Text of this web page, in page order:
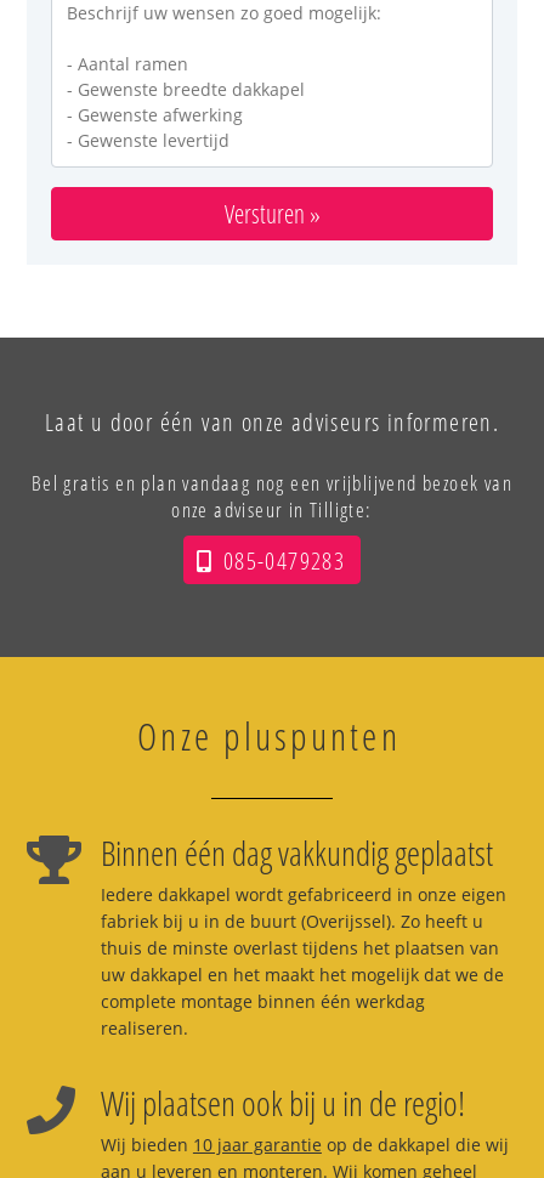
Versturen »
Laat u door één van onze adviseurs informeren.
Bel gratis en plan vandaag nog een vrijblijvend bezoek van
onze adviseur in Tilligte:
085-0479283
Onze pluspunten
Binnen één dag vakkundig geplaatst
Iedere dakkapel wordt gefabriceerd in onze eigen
fabriek bij u in de buurt (Overijssel). Zo heeft u
thuis de minste overlast tijdens het plaatsen van
uw dakkapel en het maakt het mogelijk dat we de
complete montage binnen één werkdag
realiseren.
Wij plaatsen ook bij u in de regio!
Wij bieden 10 jaar garantie op de dakkapel die wij
aan u leveren en monteren. Wij komen geheel